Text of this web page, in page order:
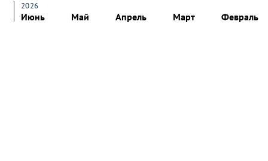
2026
Июнь Май Апрель Март Февраль